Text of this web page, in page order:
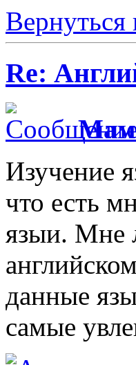
Вернуться
Re:
Изучение
что есть
языи. Мне
данные
самые